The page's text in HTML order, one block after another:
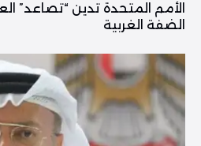
الأمم المتحدة تدين “تصاعد”
الضفة الغربية